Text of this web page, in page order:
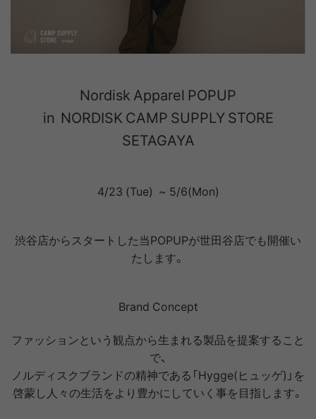
Nordisk Apparel POPUP
in NORDISK CAMP SUPPLY STORE
SETAGAYA
4/23 (Tue) ~ 5/6(Mon)
渋谷店からスタートした当POPUPが世田谷店でも開催い
たします。
Brand Concept
ファッションという観点から生まれる製品を提案すること
で、
ノルディスクブランドの精神である「Hygge(ヒュッゲ)」を
啓蒙し人々の生活をより豊かにしていく事を目指します。